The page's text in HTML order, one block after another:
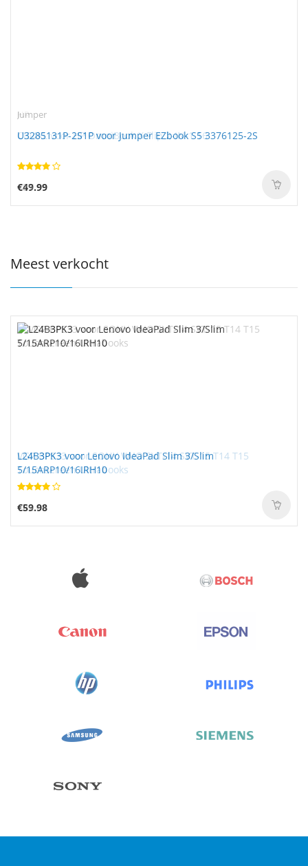
Jumper
U3285131P-2S1P voor Jumper EZbook S5 3376125-2S
€49.99
Meest verkocht
L24B3PK3 voor Lenovo IdeaPad Slim 3/Slim
5/15ARP10/16IRH10
€59.98